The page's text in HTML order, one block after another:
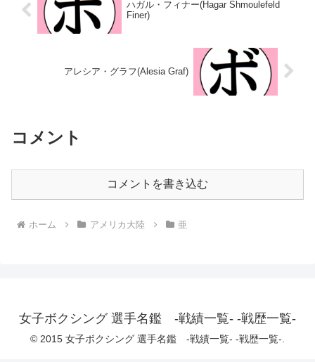
ハガル・フィナー(Hagar Shmoulefeld
Finer)
アレシア・グラフ(Alesia Graf)
コメント
コメントを書き込む
ホーム アメリカ大陸 亜
女子ボクシング 選手名鑑 -戦績一覧- -戦歴一覧-
© 2015 女子ボクシング 選手名鑑 -戦績一覧- -戦歴一覧-.